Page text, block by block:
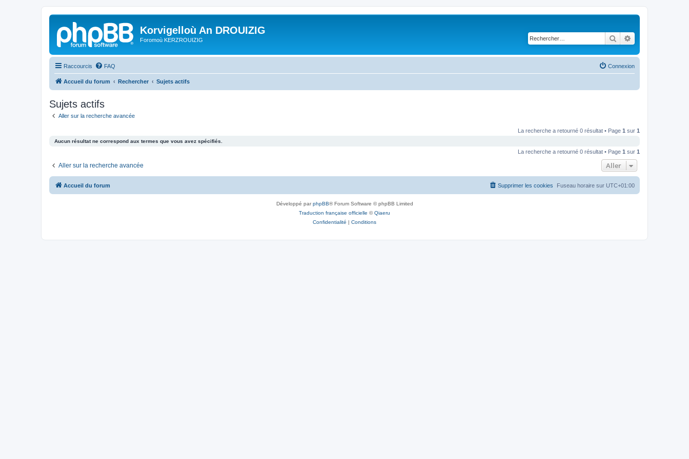
Korvigelloù An DROUIZIG
Foromoù KERZROUIZIG Rechercher
Raccourcis FAQ Connexion
Accueil du forum Rechercher Sujets actifs
Sujets actifs
Aller sur la recherche avancée
La recherche a retourné 0 résultat • Page 1 sur 1
Aucun résultat ne correspond aux termes que vous avez spécifiés.
La recherche a retourné 0 résultat • Page 1 sur 1
Aller sur la recherche avancée Aller
Accueil du forum Fuseau horaire sur UTC+01:00
Supprimer les cookies
Développé parphpBB® Forum Software © phpBB Limited
Traduction française officielle ©Qiaeru
Confidentialité | Conditions